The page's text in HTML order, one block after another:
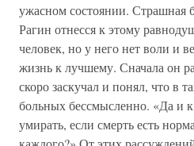
ужасном состоянии. Страшная
Рагин отнесся к этому
человек, но у него нет воли и
жизнь к лучшему. Сначала он
скоро заскучал и понял, что в
больных бессмысленно. «Да и
умирать, если смерть есть